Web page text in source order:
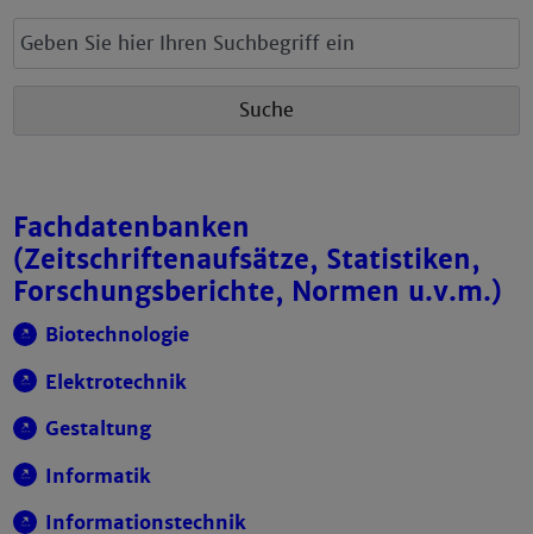
Fachdatenbanken
(Zeitschriftenaufsätze, Statistiken,
Forschungsberichte, Normen u.v.m.)
Biotechnologie
Elektrotechnik
Gestaltung
Informatik
Informationstechnik